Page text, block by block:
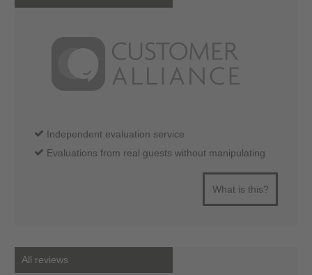
Independent evaluation service
Evaluations from real guests without manipulating
What is this?
All reviews